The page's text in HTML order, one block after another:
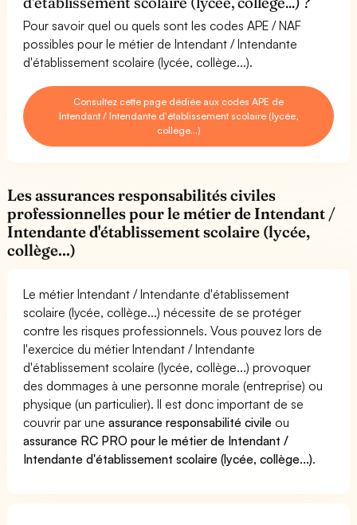
Pour savoir quel ou quels sont les codes APE / NAF
possibles pour le métier de Intendant / Intendante
d'établissement scolaire (lycée, collège...).
Consultez cette page dédiée aux codes APE de
Intendant / Intendante d'établissement scolaire (lycée,
collège...)
Les assurances responsabilités civiles
professionnelles pour le métier de Intendant /
Intendante d'établissement scolaire (lycée,
collège...)
Le métier Intendant / Intendante d'établissement
scolaire (lycée, collège...) nécessite de se protéger
contre les risques professionnels. Vous pouvez lors de
l'exercice du métier Intendant / Intendante
d'établissement scolaire (lycée, collège...) provoquer
des dommages à une personne morale (entreprise) ou
physique (un particulier). Il est donc important de se
couvrir par uneassurance responsabilité civile ou
assurance RC PRO pour le métier de Intendant /
Intendante d'établissement scolaire (lycée, collège...).